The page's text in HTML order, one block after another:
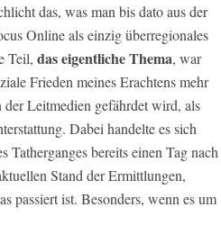
das, was man bis dato aus der
Online als einzig überregionales
Teil, das eigentliche Thema, war
Frieden meines Erachtens mehr
Leitmedien gefährdet wird, als
Dabei handelte es sich
bereits einen Tag nach
Stand der Ermittlungen,
passiert ist. Besonders, wenn es um